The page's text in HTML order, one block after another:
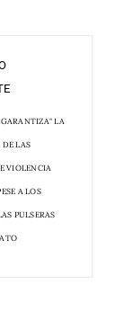
LA
LAS
VIOLENCIA
A LOS
PULSERAS